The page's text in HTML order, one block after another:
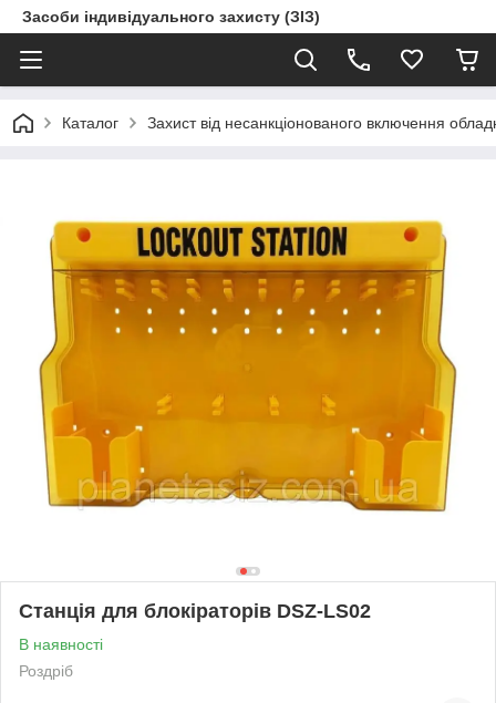
Засоби індивідуального захисту (ЗІЗ)
Каталог Захист від несанкціонованого включення
Станція для блокіраторів DSZ-LS02
В наявності
Роздріб